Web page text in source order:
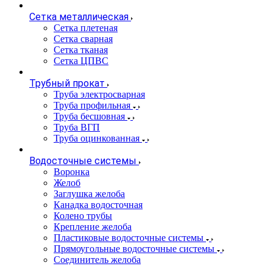
Сетка металлическая
Сетка плетеная
Сетка сварная
Сетка тканая
Сетка ЦПВС
Трубный прокат
Труба электросварная
Труба профильная
Труба бесшовная
Труба ВГП
Труба оцинкованная
Водосточные системы
Воронка
Желоб
Заглушка желоба
Канадка водосточная
Колено трубы
Крепление желоба
Пластиковые водосточные системы
Прямоугольные водосточные системы
Соединитель желоба